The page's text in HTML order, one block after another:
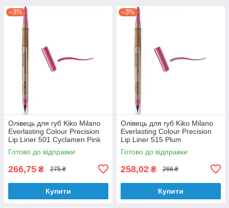
–3%
Олівець для губ Kiko Milano
Everlasting Colour Precision
Lip Liner 501 Cyclamen Pink
(Рожевий цикламен) 0.35 гр
Готово до відправки
266,75 ₴ 275 ₴
Купити
–3%
Олівець для губ Kiko Milano
Everlasting Colour Precision
Lip Liner 515 Plum
(Сливовий) 0.35 г
Готово до відправки
258,02 ₴ 266 ₴
Купити